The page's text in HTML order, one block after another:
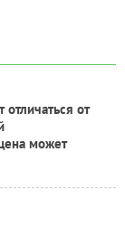
от
может